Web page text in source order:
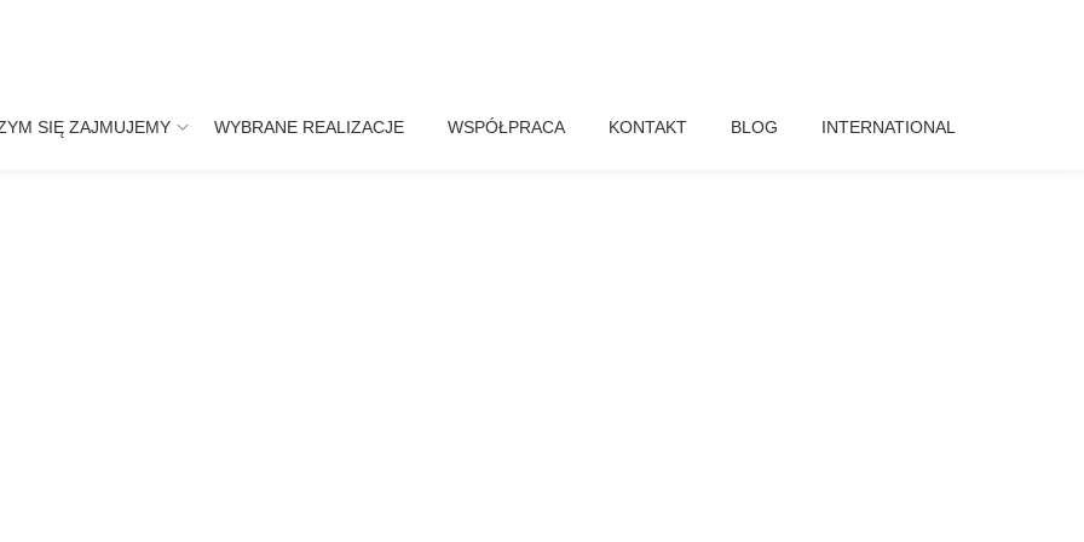
SIĘ ZAJMUJEMY WYBRANE REALIZACJE WSPÓŁPRACA KONTAKT BLOG INTERNATIONAL